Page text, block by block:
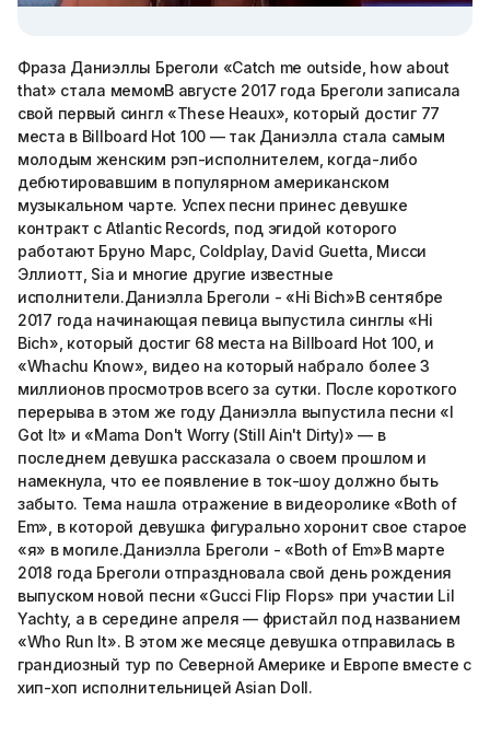
Фраза Даниэллы Бреголи «Сatch me outside, how about
that» стала мемомВ августе 2017 года Бреголи записала
свой первый сингл «These Heaux», который достиг 77
места в Billboard Hot 100 — так Даниэлла стала самым
молодым женским рэп-исполнителем, когда-либо
дебютировавшим в популярном американском
музыкальном чарте. Успех песни принес девушке
контракт с Atlantic Records, под эгидой которого
работают Бруно Марс, Coldplay, David Guetta, Мисси
Эллиотт, Sia и многие другие известные
исполнители.Даниэлла Бреголи - «Hi Bich»В сентябре
2017 года начинающая певица выпустила синглы «Hi
Bich», который достиг 68 места на Billboard Hot 100, и
«Whachu Know», видео на который набрало более 3
миллионов просмотров всего за сутки. После короткого
перерыва в этом же году Даниэлла выпустила песни «I
Got It» и «Mama Don't Worry (Still Ain't Dirty)» — в
последнем девушка рассказала о своем прошлом и
намекнула, что ее появление в ток-шоу должно быть
забыто. Тема нашла отражение в видеоролике «Both of
Em», в которой девушка фигурально хоронит свое старое
«я» в могиле.Даниэлла Бреголи - «Both of Em»В марте
2018 года Бреголи отпраздновала свой день рождения
выпуском новой песни «Gucci Flip Flops» при участии Lil
Yachty, а в середине апреля — фристайл под названием
«Who Run It». В этом же месяце девушка отправилась в
грандиозный тур по Северной Америке и Европе вместе с
хип-хоп исполнительницей Asian Doll.